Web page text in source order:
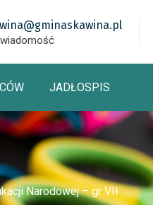
JADŁOSPIS
Narodowej – gr VII